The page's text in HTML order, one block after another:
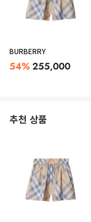
BURBERRY
54%255,000
추천 상품